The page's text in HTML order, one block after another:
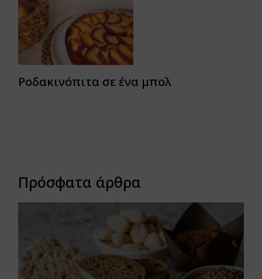
Ροδακινόπιτα σε ένα μπολ
Πρόσφατα άρθρα